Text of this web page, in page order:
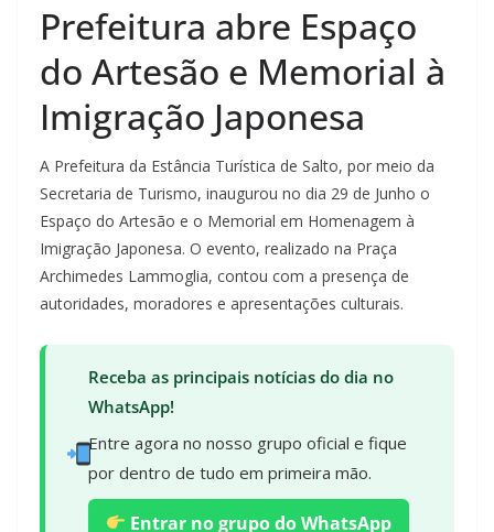
Prefeitura abre Espaço
do Artesão e Memorial à
Imigração Japonesa
A Prefeitura da Estância Turística de Salto, por meio da
Secretaria de Turismo, inaugurou no dia 29 de Junho o
Espaço do Artesão e o Memorial em Homenagem à
Imigração Japonesa. O evento, realizado na Praça
Archimedes Lammoglia, contou com a presença de
autoridades, moradores e apresentações culturais.
Receba as principais notícias do dia no
WhatsApp!
Entre agora no nosso grupo oficial e fique
por dentro de tudo em primeira mão.
Entrar no grupo do WhatsApp